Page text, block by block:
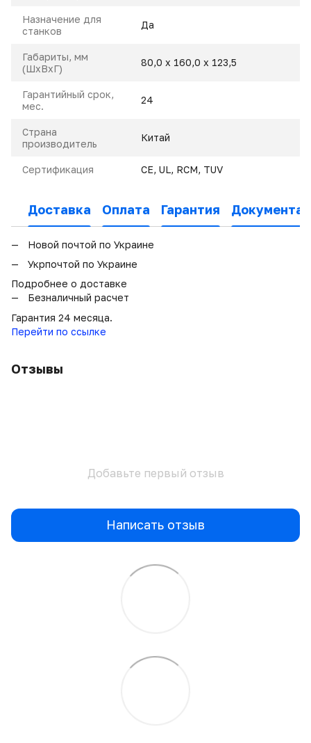
Назначение для
станков
Да
Габариты, мм
(ШхВхГ)
80,0 х 160,0 х 123,5
Гарантийный срок,
мес.
24
Страна
производитель
Китай
Сертификация CE, UL, RCM, TUV
Доставка Оплата Гарантия
Новой почтой по Украине
Укрпочтой по Украине
Подробнее о доставке
Безналичный расчет
Гарантия 24 месяца.
Перейти по ссылке
Отзывы
Добавьте первый отзыв
Написать отзыв